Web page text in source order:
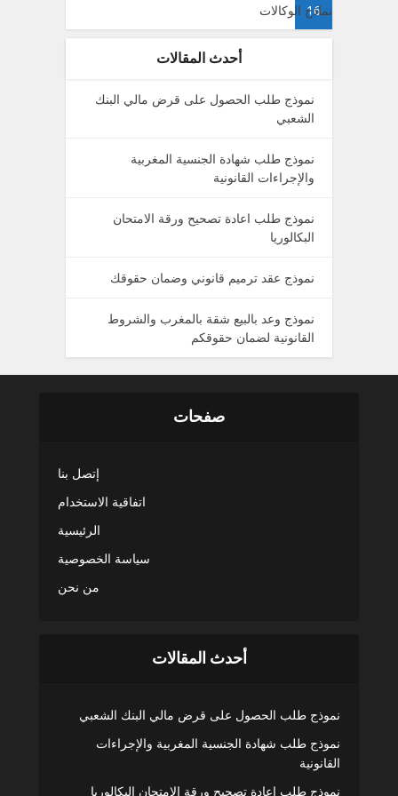
نماذج الوكالات
16
أحدث المقالات
نموذج طلب الحصول على قرض مالي البنك
الشعبي
نموذج طلب شهادة الجنسية المغربية
والإجراءات القانونية
نموذج طلب اعادة تصحيح ورقة الامتحان
البكالوريا
نموذج عقد ترميم قانوني وضمان حقوقك
نموذج وعد بالبيع شقة بالمغرب والشروط
القانونية لضمان حقوقكم
صفحات
إتصل بنا
اتفاقية الاستخدام
الرئيسية
سياسة الخصوصية
من نحن
أحدث المقالات
نموذج طلب الحصول على قرض مالي البنك الشعبي
نموذج طلب شهادة الجنسية المغربية والإجراءات
القانونية
نموذج طلب اعادة تصحيح ورقة الامتحان البكالوريا